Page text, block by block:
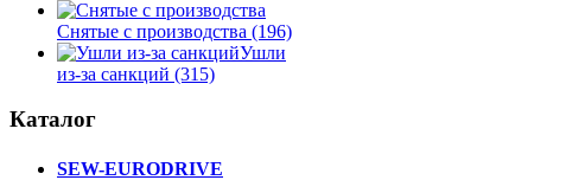
Снятые с производства (196)
Ушли
из-за санкций (315)
Каталог
SEW-EURODRIVE